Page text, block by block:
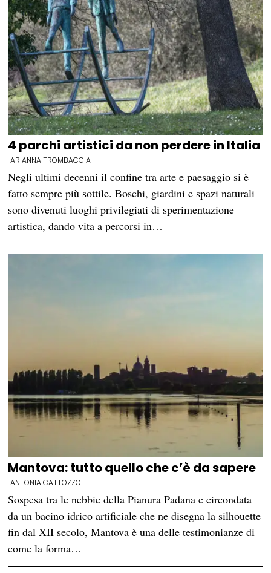
4 parchi artistici da non perdere in Italia
ARIANNA TROMBACCIA
Negli ultimi decenni il confine tra arte e paesaggio si è
fatto sempre più sottile. Boschi, giardini e spazi naturali
sono divenuti luoghi privilegiati di sperimentazione
artistica, dando vita a percorsi in…
Mantova: tutto quello che c’è da sapere
ANTONIA CATTOZZO
Sospesa tra le nebbie della Pianura Padana e circondata
da un bacino idrico artificiale che ne disegna la silhouette
fin dal XII secolo, Mantova è una delle testimonianze di
come la forma…